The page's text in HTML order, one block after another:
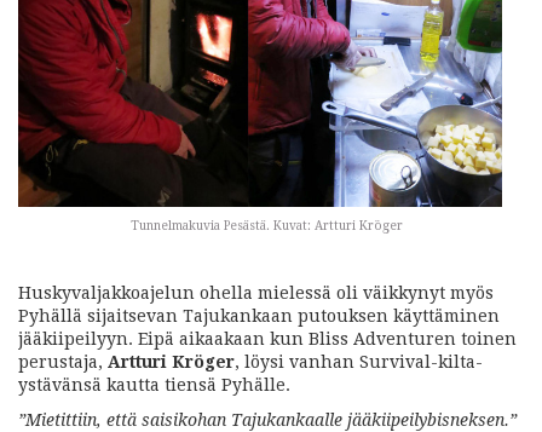
Tunnelmakuvia Pesästä. Kuvat: Artturi Kröger
Huskyvaljakkoajelun ohella mielessä oli väikkynyt myös
Pyhällä sijaitsevan Tajukankaan putouksen käyttäminen
jääkiipeilyyn. Eipä aikaakaan kun Bliss Adventuren toinen
perustaja, Artturi Kröger, löysi vanhan Survival-kilta-
ystävänsä kautta tiensä Pyhälle.
”Mietittiin, että saisikohan Tajukankaalle jääkiipeilybisneksen.”